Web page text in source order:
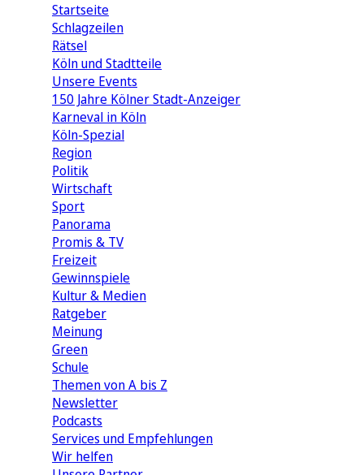
Startseite
Schlagzeilen
Rätsel
Köln und Stadtteile
Unsere Events
150 Jahre Kölner Stadt-Anzeiger
Karneval in Köln
Köln-Spezial
Region
Politik
Wirtschaft
Sport
Panorama
Promis & TV
Freizeit
Gewinnspiele
Kultur & Medien
Ratgeber
Meinung
Green
Schule
Themen von A bis Z
Newsletter
Podcasts
Services und Empfehlungen
Wir helfen